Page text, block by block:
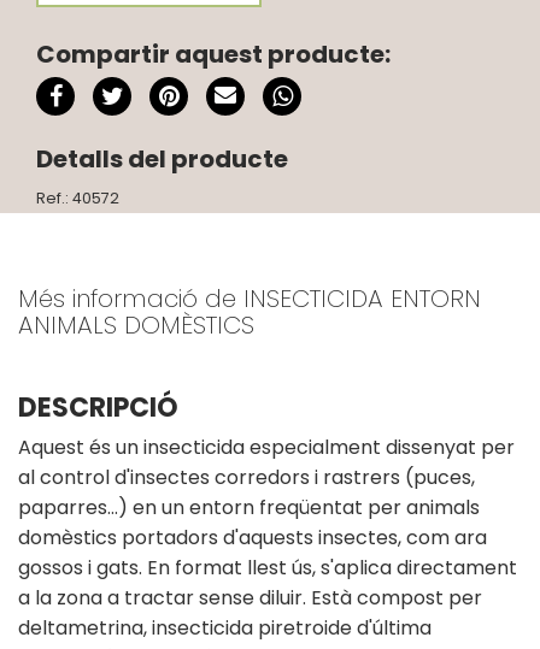
Compartir aquest producte:
Detalls del producte
Ref.: 40572
Més informació de INSECTICIDA ENTORN
ANIMALS DOMÈSTICS
DESCRIPCIÓ
Aquest és un insecticida especialment dissenyat per
al control d'insectes corredors i rastrers (puces,
paparres...) en un entorn freqüentat per animals
domèstics portadors d'aquests insectes, com ara
gossos i gats. En format llest ús, s'aplica directament
a la zona a tractar sense diluir. Està compost per
deltametrina, insecticida piretroide d'última